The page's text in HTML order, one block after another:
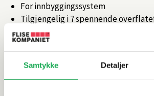
Samtykke Detaljer
For innbyggingssystem
Tilgjengelig i 7 spennende
Artikkelnr.101347900
Produktinformasjon